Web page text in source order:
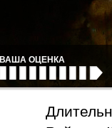
ВАША ОЦЕНКА